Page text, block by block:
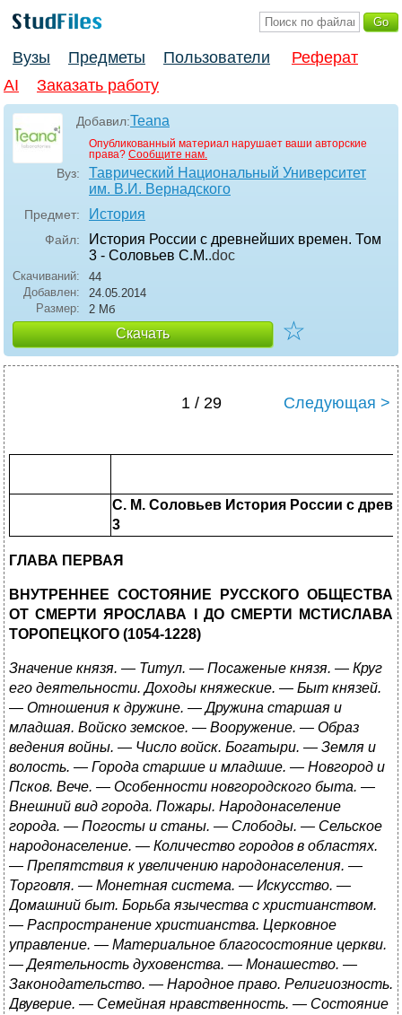
Вузы Предметы Пользователи
Реферат
AI
Заказать работу
Добавил:Teana
Опубликованный материал нарушает ваши авторские
права? Сообщите нам.
Вуз:
Таврический Национальный Университет
им. В.И. Вернадского
Предмет: История
Файл:
История России с древнейших времен. Том
3 - Соловьев С.М..doc
Скачиваний:
44
Добавлен:
24.05.2014
Размер:
2 Мб
Скачать ☆
1 / 29 Следующая >
С. М. Соловьев История России с
3
ГЛАВА ПЕРВАЯ
ВНУТРЕННЕЕ СОСТОЯНИЕ РУССКОГО ОБЩЕСТВА
ОТ СМЕРТИ ЯРОСЛАВА I ДО СМЕРТИ МСТИСЛАВА
ТОРОПЕЦКОГО (1054-1228)
Значение князя. — Титул. — Посаженые князя. — Круг
его деятельности. Доходы княжеские. — Быт князей.
— Отношения к дружине. — Дружина старшая и
младшая. Войско земское. — Вооружение. — Образ
ведения войны. — Число войск. Богатыри. — Земля и
волость. — Города старшие и младшие. — Новгород и
Псков. Вече. — Особенности новгородского быта. —
Внешний вид города. Пожары. Народонаселение
города. — Погосты и станы. — Слободы. — Сельское
народонаселение. — Количество городов в областях.
— Препятствия к увеличению народонаселения. —
Торговля. — Монетная система. — Искусство. —
Домашний быт. Борьба язычества с христианством.
— Распространение христианства. Церковное
управление. — Материальное благосостояние церкви.
— Деятельность духовенства. — Монашество. —
Законодательство. — Народное право. Религиозность.
Двуверие. — Семейная нравственность. — Состояние